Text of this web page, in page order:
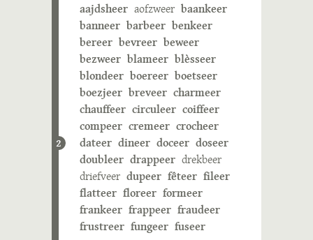
2
aajdsheer aofzweer baankeer
banneer barbeer benkeer
bereer bevreer beweer
bezweer blameer blèsseer
blondeer boereer boetseer
boezjeer breveer charmeer
chauffeer circuleer coiffeer
compeer cremeer crocheer
dateer dineer doceer doseer
doubleer drappeer drekbeer
driefveer dupeer fêteer fileer
flatteer floreer formeer
frankeer frappeer fraudeer
frustreer fungeer fuseer